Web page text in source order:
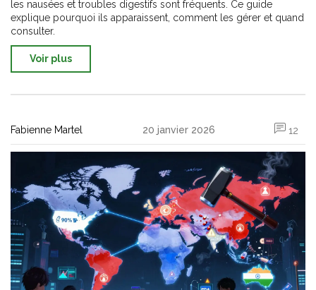
les nausées et troubles digestifs sont fréquents. Ce guide
explique pourquoi ils apparaissent, comment les gérer et quand
consulter.
Voir plus
Fabienne Martel 20 janvier 2026 12